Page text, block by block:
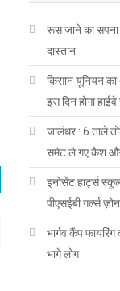
रूस जाने का सपना
दास्तान
किसान यूनियन का
इस दिन होगा
जालंधर : 6 ताले
समेट ले गए कैश
इनोसेंट हार्ट्स
पीएसईबी गर्ल्स
भार्गव कैंप
भागे लोग